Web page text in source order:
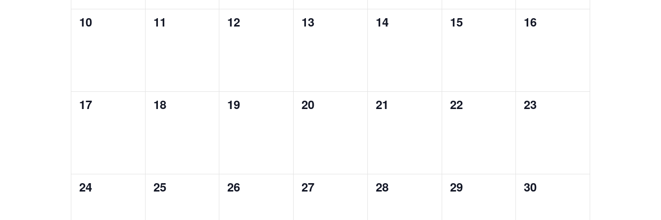
0
10
0
11
0
12
0
13
0
14
0
15
0
16
0
17
0
18
0
19
0
20
0
21
0
22
0
23
0
24
0
25
0
26
0
27
0
28
0
29
0
30